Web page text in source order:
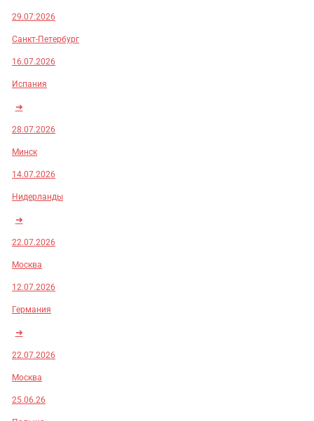
29.07.2026
Санкт-Петербург
16.07.2026
Испания
➜
28.07.2026
Минск
14.07.2026
Нидерланды
➜
22.07.2026
Москва
12.07.2026
Германия
➜
22.07.2026
Москва
25.06.26